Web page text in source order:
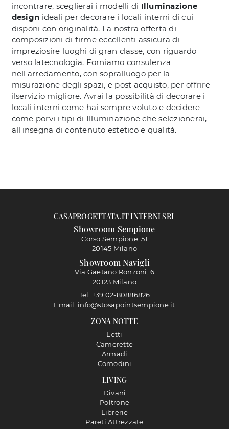
incontrare, sceglierai i modelli di Illuminazione
design ideali per decorare i locali interni di cui
disponi con originalità. La nostra offerta di
composizioni di firme eccellenti assicura di
impreziosire luoghi di gran classe, con riguardo
verso latecnologia. Forniamo consulenza
nell'arredamento, con sopralluogo per la
misurazione degli spazi, e post acquisto, per offrire
ilservizio migliore. Avrai la possibilità di decorare i
locali interni come hai sempre voluto e decidere
come porvi i tipi di Illuminazione che selezionerai,
all'insegna di contenuto estetico e qualità.
LIVING
Divani
Poltrone
Librerie
Pareti Attrezzate
ZONA NOTTE
Letti
Camerette
Armadi
Comodini
CASAPROGETTATA.IT INTERNI SRL
Showroom Sempione
Corso Sempione, 51
20145 Milano
Showroom Navigli
Via Gaetano Ronzoni, 6
20123 Milano
Tel: +39 02-80886826
Email: info@stosapointsempione.it